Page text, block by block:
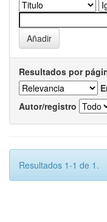
Resultados por
Autor/registro
Resultados 1-1 de 1.